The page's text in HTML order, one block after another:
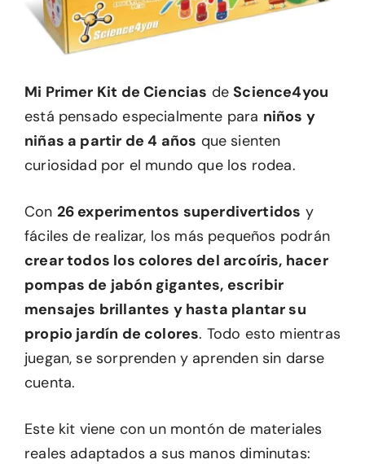
Mi Primer Kit de Ciencias deScience4you
está pensado especialmente para niños y
niñas a partir de 4 años que sienten
curiosidad por el mundo que los rodea.
Con 26 experimentos superdivertidos y
fáciles de realizar, los más pequeños podrán
crear todos los colores del arcoíris, hacer
pompas de jabón gigantes, escribir
mensajes brillantes y hasta plantar su
propio jardín de colores. Todo esto mientras
juegan, se sorprenden y aprenden sin darse
cuenta.
Este kit viene con un montón de materiales
reales adaptados a sus manos diminutas: